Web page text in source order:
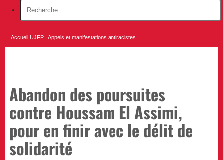
Accueil UJFP |Appels et manifestations antiracistes
Abandon des poursuites
contre Houssam El Assimi,
pour en finir avec le délit de
solidarité